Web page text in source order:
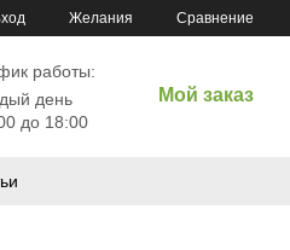
Желания Сравнение
работы:
день
до 18:00
Мой заказ